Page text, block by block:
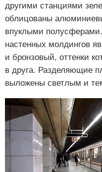
другими станциями
облицованы
впуклыми
настенных молдингов
и бронзовый, оттенки
в друга. Разделяющие
выложены светлым и